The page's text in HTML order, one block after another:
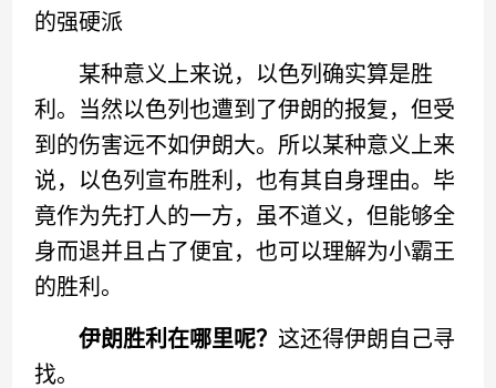
的强硬派
某种意义上来说，以色列确实算是胜
利。当然以色列也遭到了伊朗的报复，但受
到的伤害远不如伊朗大。所以某种意义上来
说，以色列宣布胜利，也有其自身理由。毕
竟作为先打人的一方，虽不道义，但能够全
身而退并且占了便宜，也可以理解为小霸王
的胜利。
伊朗胜利在哪里呢？ 这还得伊朗自己寻
找。